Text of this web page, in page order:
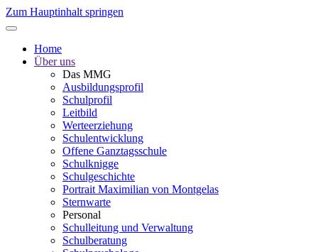
Zum Hauptinhalt springen
Home
Über uns
Das MMG
Ausbildungsprofil
Schulprofil
Leitbild
Werteerziehung
Schulentwicklung
Offene Ganztagsschule
Schulknigge
Schulgeschichte
Portrait Maximilian von Montgelas
Sternwarte
Personal
Schulleitung und Verwaltung
Schulberatung